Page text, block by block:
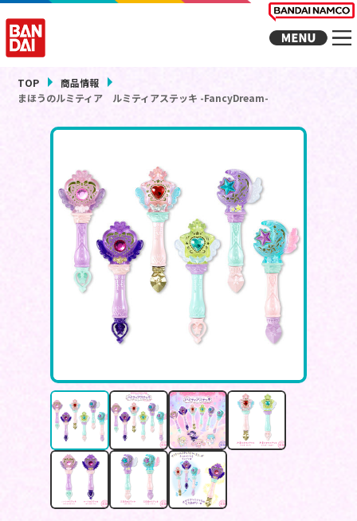
TOP
商品情報
まほうのルミティア ルミティアステッキ -FancyDream-